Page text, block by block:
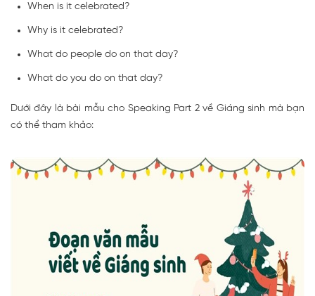
When is it celebrated?
Why is it celebrated?
What do people do on that day?
What do you do on that day?
Dưới đây là bài mẫu cho Speaking Part 2 về Giáng sinh mà bạn
có thể tham khảo: